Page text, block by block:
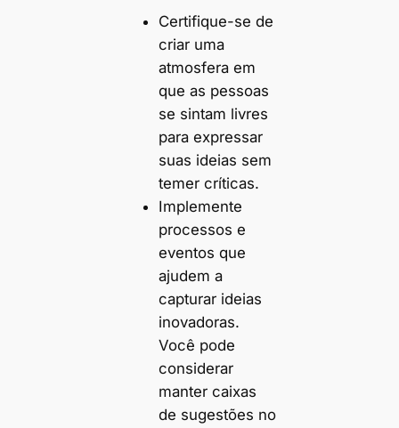
Certifique-se de
criar uma
atmosfera em
que as pessoas
se sintam livres
para expressar
suas ideias sem
temer críticas.
Implemente
processos e
eventos que
ajudem a
capturar ideias
inovadoras.
Você pode
considerar
manter caixas
de sugestões no